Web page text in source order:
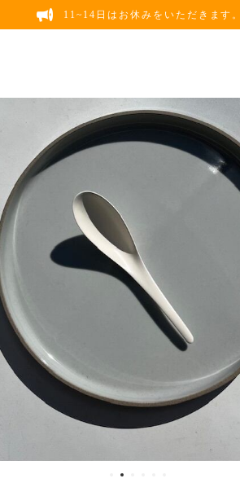
11~14日はお休みをいただきます。